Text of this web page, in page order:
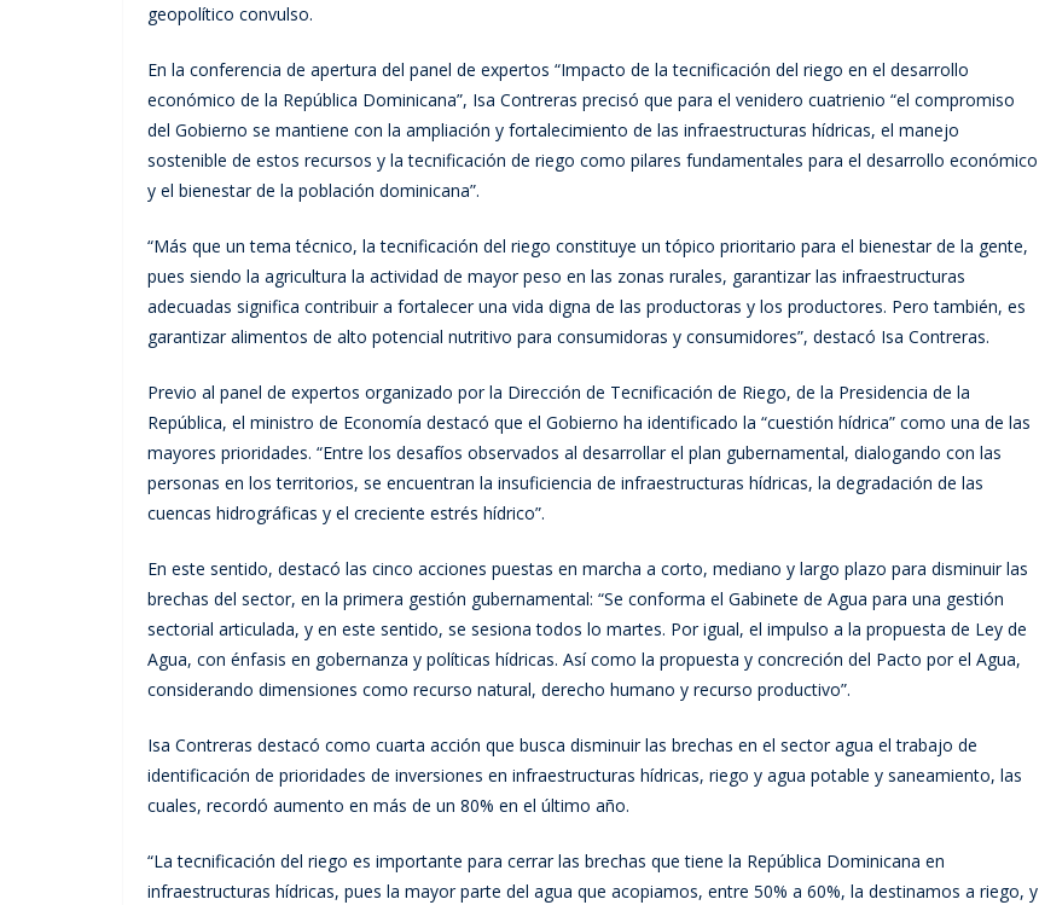
geopolítico convulso.
En la conferencia de apertura del panel de expertos “Impacto de la tecnificación del riego en el desarrollo
económico de la República Dominicana”, Isa Contreras precisó que para el venidero cuatrienio “el compromiso
del Gobierno se mantiene con la ampliación y fortalecimiento de las infraestructuras hídricas, el manejo
sostenible de estos recursos y la tecnificación de riego como pilares fundamentales para el desarrollo económico
y el bienestar de la población dominicana”.
“Más que un tema técnico, la tecnificación del riego constituye un tópico prioritario para el bienestar de la gente,
pues siendo la agricultura la actividad de mayor peso en las zonas rurales, garantizar las infraestructuras
adecuadas significa contribuir a fortalecer una vida digna de las productoras y los productores. Pero también, es
garantizar alimentos de alto potencial nutritivo para consumidoras y consumidores”, destacó Isa Contreras.
Previo al panel de expertos organizado por la Dirección de Tecnificación de Riego, de la Presidencia de la
República, el ministro de Economía destacó que el Gobierno ha identificado la “cuestión hídrica” como una de las
mayores prioridades. “Entre los desafíos observados al desarrollar el plan gubernamental, dialogando con las
personas en los territorios, se encuentran la insuficiencia de infraestructuras hídricas, la degradación de las
cuencas hidrográficas y el creciente estrés hídrico”.
En este sentido, destacó las cinco acciones puestas en marcha a corto, mediano y largo plazo para disminuir las
brechas del sector, en la primera gestión gubernamental: “Se conforma el Gabinete de Agua para una gestión
sectorial articulada, y en este sentido, se sesiona todos lo martes. Por igual, el impulso a la propuesta de Ley de
Agua, con énfasis en gobernanza y políticas hídricas. Así como la propuesta y concreción del Pacto por el Agua,
considerando dimensiones como recurso natural, derecho humano y recurso productivo”.
Isa Contreras destacó como cuarta acción que busca disminuir las brechas en el sector agua el trabajo de
identificación de prioridades de inversiones en infraestructuras hídricas, riego y agua potable y saneamiento, las
cuales, recordó aumento en más de un 80% en el último año.
“La tecnificación del riego es importante para cerrar las brechas que tiene la República Dominicana en
infraestructuras hídricas, pues la mayor parte del agua que acopiamos, entre 50% a 60%, la destinamos a riego, y